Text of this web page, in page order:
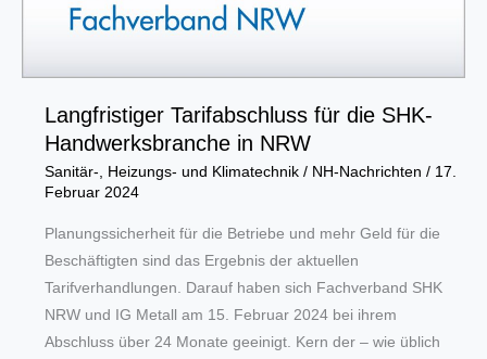
Langfristiger Tarifabschluss für die SHK-
Handwerksbranche in NRW
Sanitär-, Heizungs- und Klimatechnik/ NH-Nachrichten / 17.
Februar 2024
Planungssicherheit für die Betriebe und mehr Geld für die
Beschäftigten sind das Ergebnis der aktuellen
Tarifverhandlungen. Darauf haben sich Fachverband SHK
NRW und IG Metall am 15. Februar 2024 bei ihrem
Abschluss über 24 Monate geeinigt. Kern der – wie üblich